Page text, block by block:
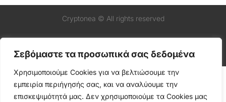
Σεβόμαστε τα προσωπικά σας δεδομένα
Χρησιμοποιούμε Cookies για να βελτιώσουμε την
εμπειρία περιήγησής σας, και να αναλύουμε την
επισκεψιμότητά μας. Δεν χρησιμοποιούμε τα Cookies μας
Cryptonea © All rights reserved